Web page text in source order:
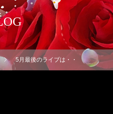
5月最後のライブは・・